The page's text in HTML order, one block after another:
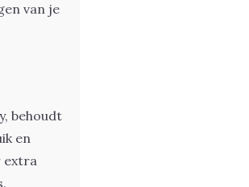
van je
behoudt
en
extra